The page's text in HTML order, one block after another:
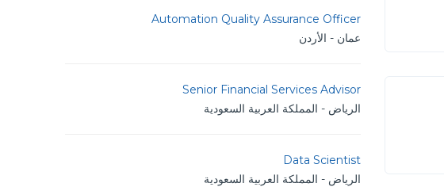
Automation Quality Assurance Officer
عمان - الأردن
Senior Financial Services Advisor
الرياض - المملكة العربية السعودية
Data Scientist
الرياض - المملكة العربية السعودية